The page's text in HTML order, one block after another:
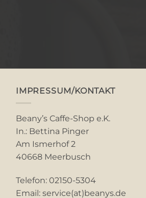
IMPRESSUM/KONTAKT
Beany’s Caffe-Shop e.K.
In.: Bettina Pinger
Am Ismerhof 2
40668 Meerbusch
Telefon: 02150-5304
Email: service(at)beanys.de